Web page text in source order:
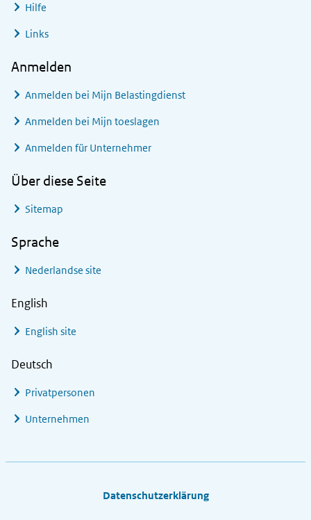
Hilfe
Links
Anmelden
Anmelden bei Mijn Belastingdienst
Anmelden bei Mijn toeslagen
Anmelden für Unternehmer
Über diese Seite
Sitemap
Sprache
Nederlandse site
English
English site
Deutsch
Privatpersonen
Unternehmen
Datenschutzerklärung